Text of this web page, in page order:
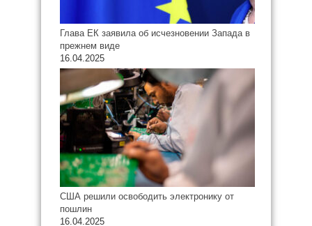
Глава ЕК заявила об исчезновении Запада в
прежнем виде
16.04.2025
США решили освободить электронику от
пошлин
16.04.2025